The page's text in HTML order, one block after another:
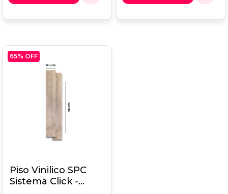
65% OFF
Piso Vinilico SPC
Sistema Click -